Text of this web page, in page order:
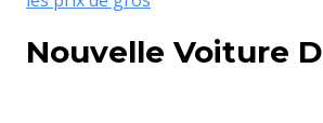
Nouvelle Voiture